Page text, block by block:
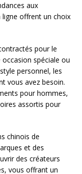
aux
ligne offrent un choix
pour le
spéciale ou
personnel, les
vous avez besoin.
pour hommes,
assortis pour
chinois de
et des
des créateurs
vous offrant un